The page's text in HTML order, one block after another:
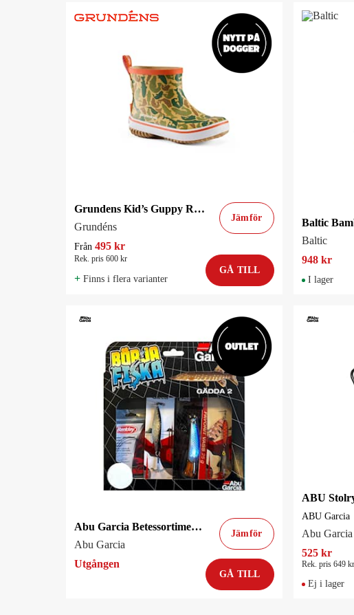
Grundens Kid’s Guppy Regnstövel Fish Camo
Grundéns
Jämför
Från 495 kr
Rek. pris 600 kr
+ Finns i flera varianter
GÅ TILL
Baltic
Baltic
948 kr
I lager
Abu Garcia Betessortiment Börja Fiska Gädda 2
Abu Garcia
Jämför
Utgången
GÅ TILL
ABU Garcia
Abu Garcia
525 kr
Rek. pris 649 kr
Ej i lager